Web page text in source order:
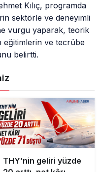
Kılıç, programda
sektörle ve deneyimli
vurgu yaparak, teorik
eğitimlerin ve tecrübe
belirtti.
THY’nin geliri yüzde